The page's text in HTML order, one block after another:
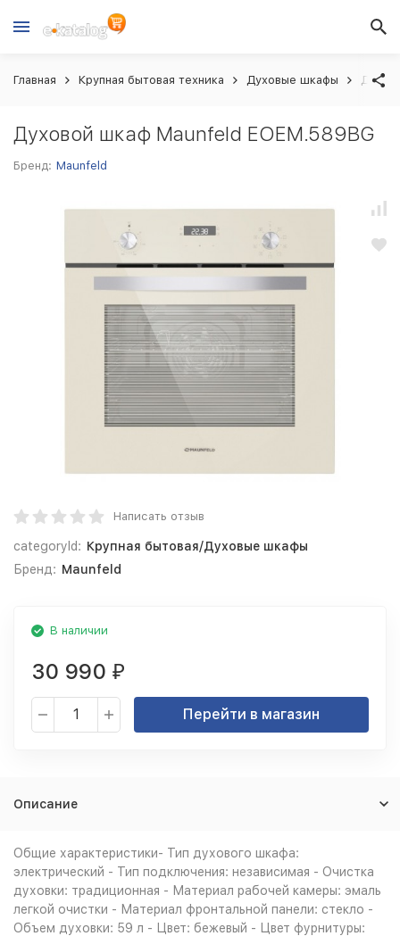
Главная Крупная бытовая техника Духовые шкафы
Духовой шкаф Maunfeld EOEM.589BG
Бренд: Maunfeld
Написать отзыв
categoryId: Крупная бытовая/Духовые шкафы
Бренд: Maunfeld
В наличии
30 990 ₽
Перейти в магазин
Описание
Общие характеристики- Тип духового шкафа:
электрический - Тип подключения: независимая - Очистка
духовки: традиционная - Материал рабочей камеры: эмаль
легкой очистки - Материал фронтальной панели: стекло -
Объем духовки: 59 л - Цвет: бежевый - Цвет фурнитуры: